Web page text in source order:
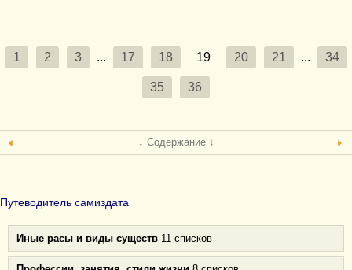
1 2 3 ... 17 18 19 20 21 ... 34
35 36
↓ Содержание ↓
Путеводитель самиздата
Иные расы и виды существ 11 списков